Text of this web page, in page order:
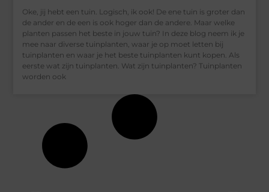
Oke, jij hebt een tuin. Logisch, ik ook! De ene tuin is groter dan
de ander en de een is ook hoger dan de andere. Maar welke
planten passen het beste in jouw tuin? In deze blog neem ik je
mee naar diverse tuinplanten, waar je op moet letten bij
tuinplanten en waar je het beste tuinplanten kunt kopen. Als
eerste wat zijn tuinplanten. Wat zijn tuinplanten? Tuinplanten
worden ook